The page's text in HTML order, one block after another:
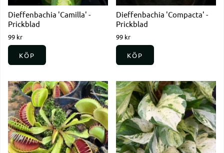
Dieffenbachia 'Camilla' -
Prickblad
99 kr
KÖP
Dieffenbachia 'Compacta' -
Prickblad
99 kr
KÖP